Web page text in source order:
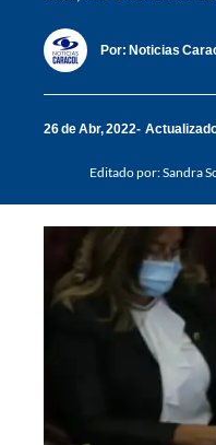
Por: Noticias
26 de Abr, 2022
Editado por:Sandra